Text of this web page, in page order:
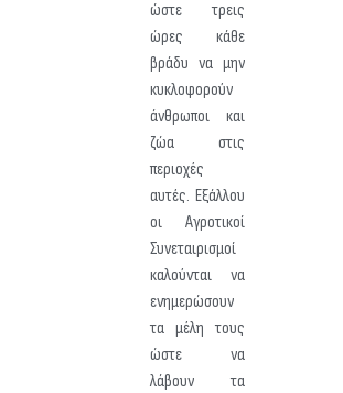
ώστε τρεις
ώρες κάθε
βράδυ να μην
κυκλοφορούν
άνθρωποι και
ζώα στις
περιοχές
αυτές. Εξάλλου
οι Αγροτικοί
Συνεταιρισμοί
καλούνται να
ενημερώσουν
τα μέλη τους
ώστε να
λάβουν τα